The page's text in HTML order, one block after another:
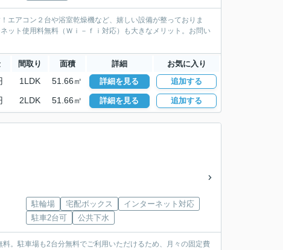
エアコン２台や浴室乾燥機など、嬉しい設備が整っておりま
ット使用料無料（Ｗｉ－ｆｉ対応）も大きなメリット。お問い
間取り 面積 詳細 お気に入り
1LDK 51.66㎡ 詳細を見る 追加する
2LDK 51.66㎡ 詳細を見る 追加する
駐輪場 宅配ボックス
インターネット対応
駐車2台可
公共下水
。駐車場も2台分無料でご利用いただけるため、月々の固定費